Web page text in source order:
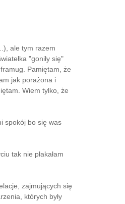
ale tym razem
"goniły się"
Pamiętam, że
jak porażona i
Wiem tylko, że
spokój bo się was
tak nie płakałam
zajmujących się
których były